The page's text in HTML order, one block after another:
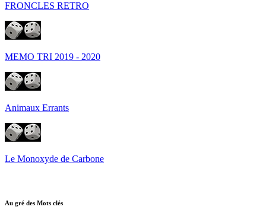
FRONCLES RETRO
MEMO TRI 2019 - 2020
Animaux Errants
Le Monoxyde de Carbone
Au gré des Mots clés